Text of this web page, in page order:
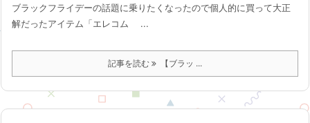
ブラックフライデーの話題に乗りたくなったので個人的に買って大正
解だったアイテム「エレコム ...
記事を読む 【ブラッ ...